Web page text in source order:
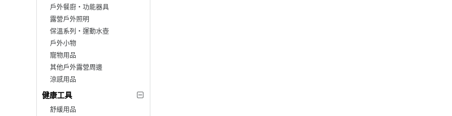
戶外餐廚‧功能器具
露營戶外照明
保溫系列‧運動水壺
戶外小物
寵物用品
其他戶外露營周邊
涼感用品
健康工具
舒緩用品